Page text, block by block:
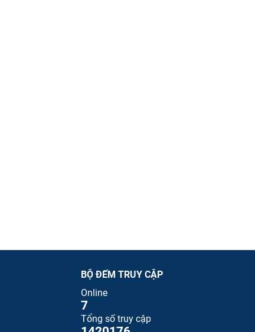
BỘ ĐẾM TRUY CẬP
Online
7
Tổng số truy cập